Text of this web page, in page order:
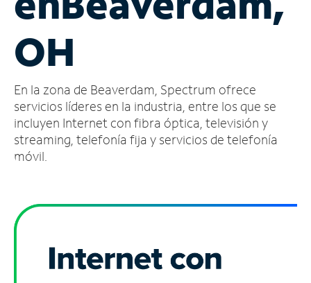
cuenta
Encuentra
tienda
OH
En la zona de Beaverdam, Spectrum ofrece
servicios líderes en la industria, entre los que se
incluyen Internet con fibra óptica, televisión y
streaming, telefonía fija y servicios de telefonía
móvil.